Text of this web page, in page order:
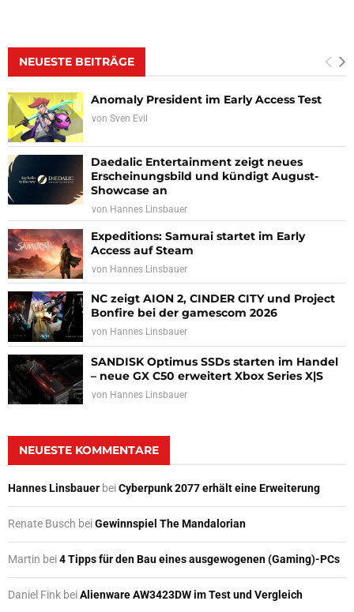
NEUESTE BEITRÄGE
Anomaly President im Early Access Test
von Sven Evil
Daedalic Entertainment zeigt neues
Erscheinungsbild und kündigt August-
Showcase an
von Hannes Linsbauer
Expeditions: Samurai startet im Early
Access auf Steam
von Hannes Linsbauer
NC zeigt AION 2, CINDER CITY und Project
Bonfire bei der gamescom 2026
von Hannes Linsbauer
SANDISK Optimus SSDs starten im Handel
– neue GX C50 erweitert Xbox Series X|S
von Hannes Linsbauer
NEUESTE KOMMENTARE
Hannes Linsbauer beiCyberpunk 2077 erhält eine Erweiterung
Renate Busch beiGewinnspiel The Mandalorian
Martin bei4 Tipps für den Bau eines ausgewogenen (Gaming)-PCs
Daniel Fink beiAlienware AW3423DW im Test und Vergleich